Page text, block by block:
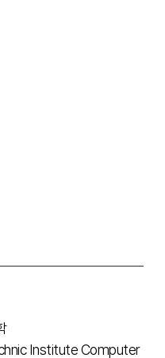
Institute Computer